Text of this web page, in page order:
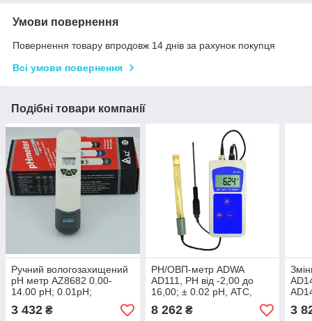
Умови повернення
Повернення товару впродовж 14 днів за рахунок покупця
Всі умови повернення
Подібні товари компанії
Ручний вологозахищений
pH метр AZ8682 0.00-
14.00 pH; 0.01рН;
+-0.05рН, AZ Instrument
3 432 ₴
PН/ОВП-метр ADWA
AD111, РН від -2,00 до
16,00; ± 0.02 pH, АТС,
автоматичне
калібрування. Угорщина
8 262₴ 3